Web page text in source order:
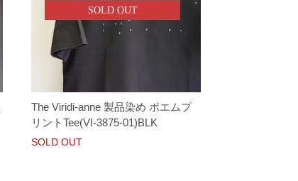
SOLD OUT
The Viridi-anne 製品染め ポエムプ
リントTee(VI-3875-01)BLK
SOLD OUT